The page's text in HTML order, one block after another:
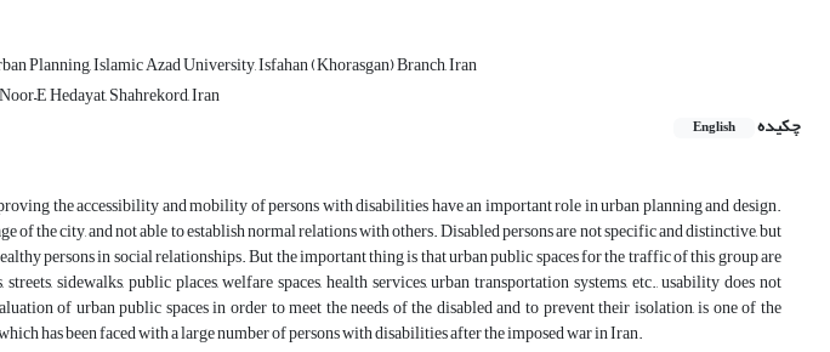
Planning, Islamic Azad University, Isfahan (Khorasgan) Branch, Iran
Hedayat, Shahrekord, Iran
چکیده
English
the accessibility and mobility of persons with disabilities have an important role in urban planning and design.
the city, and not able to establish normal relations with others. Disabled persons are not specific and distinctive, but
persons in social relationships. But the important thing is that urban public spaces for the traffic of this group are
sidewalks, public places, welfare spaces, health services, urban transportation systems, etc., usability does not
of urban public spaces in order to meet the needs of the disabled and to prevent their isolation, is one of the
has been faced with a large number of persons with disabilities after the imposed war in Iran.